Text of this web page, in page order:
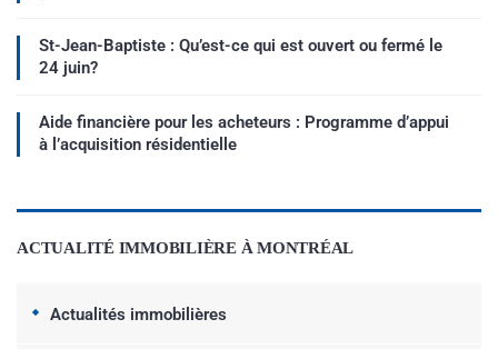
St-Jean-Baptiste : Qu’est-ce qui est ouvert ou fermé le
24 juin?
Aide financière pour les acheteurs : Programme d’appui
à l’acquisition résidentielle
ACTUALITÉ IMMOBILIÈRE À MONTRÉAL
Actualités immobilières